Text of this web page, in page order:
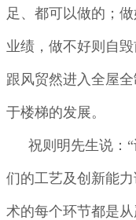
足、都可以做的；
业绩，做不好则自
跟风贸然进入全屋
于楼梯的发展。
祝则明先生说：
们的工艺及创新能
术的每个环节都是